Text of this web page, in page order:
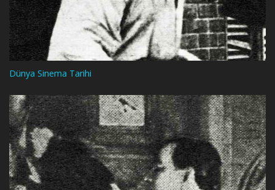
Dünya Sinema Tarihi